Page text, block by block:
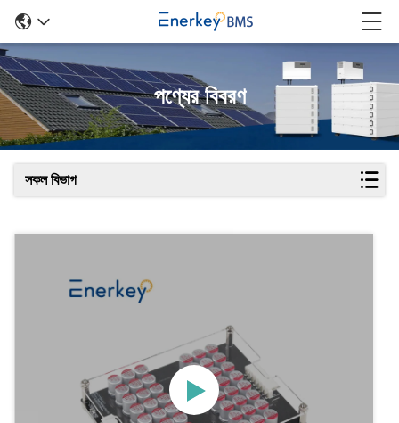
পণ্যের বিবরণ
সকল বিভাগ